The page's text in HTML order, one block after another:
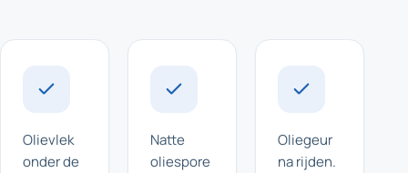
Olievlek
onder de
Natte
oliespore
Oliegeur
na rijden.